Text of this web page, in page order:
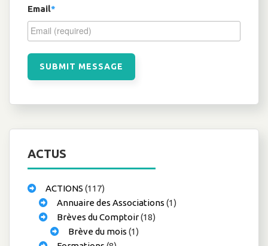
Email*
ACTUS
ACTIONS (117)
Annuaire des Associations (1)
Brèves du Comptoir(18)
Brève du mois (1)